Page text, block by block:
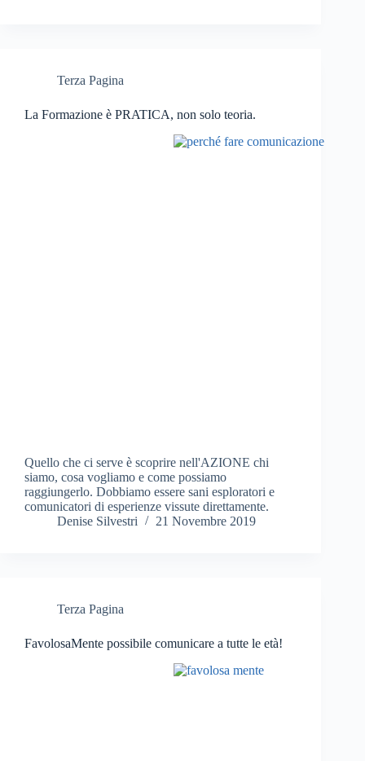
Terza Pagina
La Formazione è PRATICA, non solo teoria.
Quello che ci serve è scoprire nell'AZIONE chi
siamo, cosa vogliamo e come possiamo
raggiungerlo. Dobbiamo essere sani esploratori e
comunicatori di esperienze vissute direttamente.
Denise Silvestri
21 Novembre 2019
Terza Pagina
FavolosaMente possibile comunicare a tutte le età!